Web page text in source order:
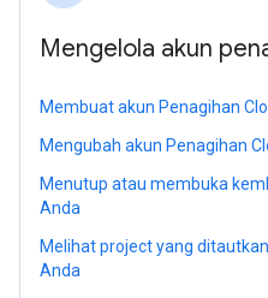
Mengelola akun
Membuat akun Penagihan
Mengubah akun Penagihan
Menutup atau membuka
Anda
Melihat project yang
Anda